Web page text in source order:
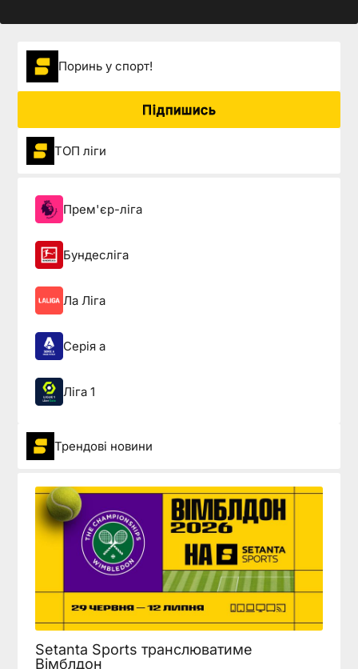
Поринь у спорт!
Підпишись
ТОП ліги
Прем'єр-ліга
Бундесліга
Ла Ліга
Серія а
Ліга 1
Трендові новини
Setanta Sports транслюватиме
Вімблдон